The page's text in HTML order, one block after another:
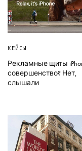
КЕЙСЫ
Рекламные щиты
совершенство? Нет,
слышали